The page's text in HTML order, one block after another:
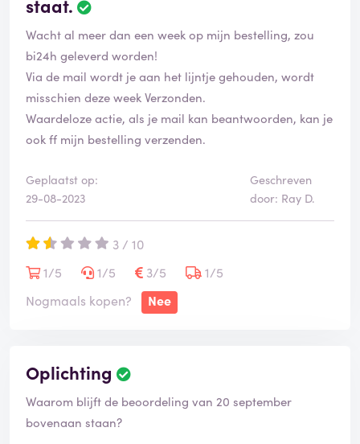
staat.
Wacht al meer dan een week op mijn bestelling, zou
bi24h geleverd worden!
Via de mail wordt je aan het lijntje gehouden, wordt
misschien deze week Verzonden.
Waardeloze actie, als je mail kan beantwoorden, kan je
ook ff mijn bestelling verzenden.
Geplaatst op:
29-08-2023
Geschreven
door: Ray D.
3 / 10
1/5
1/5 3/5
1/5
Nogmaals kopen?
Nee
Oplichting
Waarom blijft de beoordeling van 20 september
bovenaan staan?